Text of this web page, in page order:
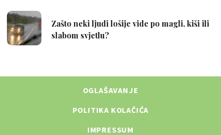
OGLAŠAVANJE
POLITIKA KOLAČIĆA
IMPRESSUM